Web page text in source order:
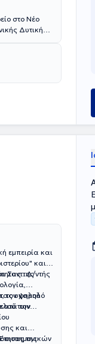
στο Νέο
Δυτικής
τη
του
μυελό των
περιβάλλον
εμπειρία και
και
Συντ. Δ/ντής
τον χαμηλό
των
υψηλού
την
και
της